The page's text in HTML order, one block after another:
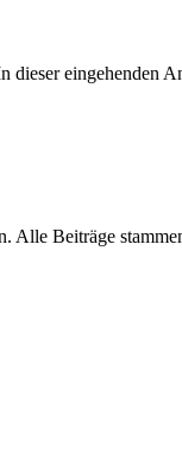
eingehenden
Beiträge